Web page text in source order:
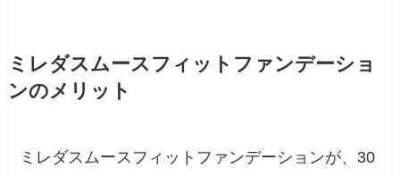
ミレダスムースフィットファンデーショ
ンのメリット
ミレダスムースフィットファンデーションが、30